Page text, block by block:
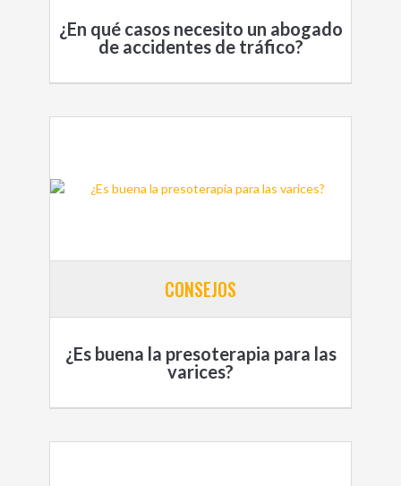
¿En qué casos necesito un abogado
de accidentes de tráfico?
CONSEJOS
¿Es buena la presoterapia para las
varices?